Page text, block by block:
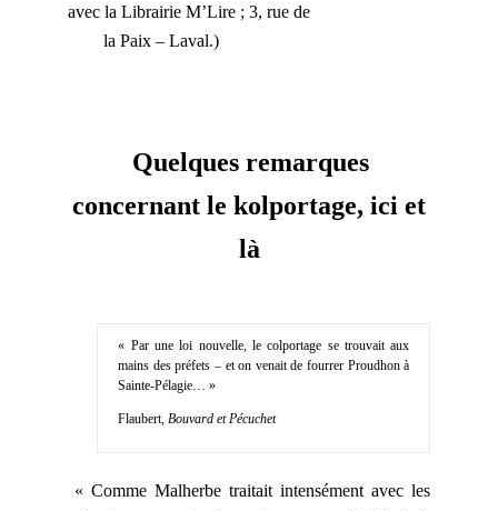
avec la Librairie M’Lire ; 3, rue de
la Paix – Laval.)
Quelques remarques
concernant le kolportage, ici et
là
« Par une loi nouvelle, le colportage se trouvait aux
mains des préfets – et on venait de fourrer Proudhon à
Sainte-Pélagie… »
Flaubert, Bouvard et Pécuchet
« Comme Malherbe traitait intensément avec les